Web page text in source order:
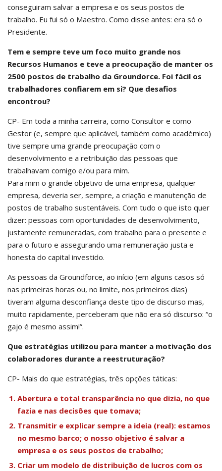
conseguiram salvar a empresa e os seus postos de
trabalho. Eu fui só o Maestro. Como disse antes: era só o
Presidente.
Tem e sempre teve um foco muito grande nos
Recursos Humanos e teve a preocupação de manter os
2500 postos de trabalho da Groundorce. Foi fácil os
trabalhadores confiarem em si? Que desafios
encontrou?
CP- Em toda a minha carreira, como Consultor e como
Gestor (e, sempre que aplicável, também como académico)
tive sempre uma grande preocupação com o
desenvolvimento e a retribuição das pessoas que
trabalhavam comigo e/ou para mim.
Para mim o grande objetivo de uma empresa, qualquer
empresa, deveria ser, sempre, a criação e manutenção de
postos de trabalho sustentáveis. Com tudo o que isto quer
dizer: pessoas com oportunidades de desenvolvimento,
justamente remuneradas, com trabalho para o presente e
para o futuro e assegurando uma remuneração justa e
honesta do capital investido.
As pessoas da Groundforce, ao início (em alguns casos só
nas primeiras horas ou, no limite, nos primeiros dias)
tiveram alguma desconfiança deste tipo de discurso mas,
muito rapidamente, perceberam que não era só discurso: “o
gajo é mesmo assim!”.
Que estratégias utilizou para manter a motivação dos
colaboradores durante a reestruturação?
CP- Mais do que estratégias, três opções táticas:
Abertura e total transparência no que dizia, no que
fazia e nas decisões que tomava;
Transmitir e explicar sempre a ideia (real): estamos
no mesmo barco; o nosso objetivo é salvar a
empresa e os seus postos de trabalho;
Criar um modelo de distribuição de lucros com os